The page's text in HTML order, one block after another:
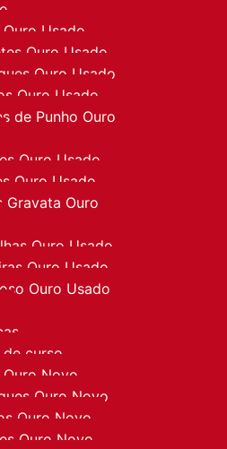
Ouro Usado
Ouro Usado
Ouro Usado
Ouro Usado
de Punho Ouro
Ouro Usado
Ouro Usado
Gravata Ouro
Ouro Usado
Ouro Usado
Ouro Usado
de curso
Ouro Novo
Ouro Novo
Ouro Novo
Ouro Novo